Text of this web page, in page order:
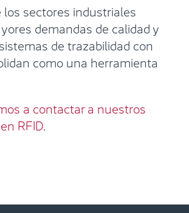
sectores industriales
demandas de calidad y
de trazabilidad con
como una herramienta
a contactar a nuestros
RFID.